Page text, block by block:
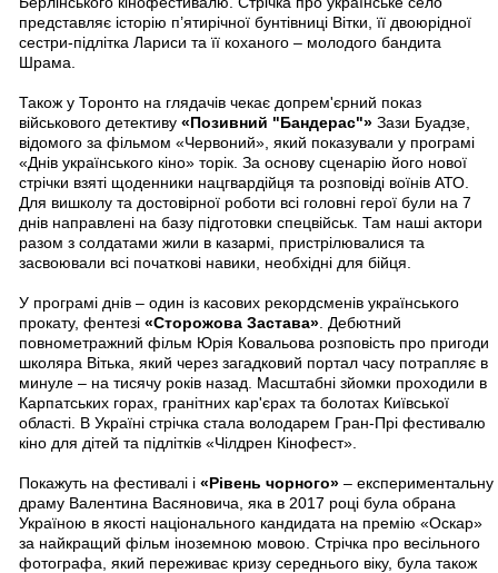
представляє історію п’ятирічної бунтівниці Вітки, її двоюрідної
сестри-підлітка Лариси та її коханого – молодого бандита
Шрама.
Також у Торонто на глядачів чекає допрем'єрний показ
військового детективу «Позивний "Бандерас"» Зази Буадзе,
відомого за фільмом «Червоний», який показували у програмі
«Днів українського кіно» торік. За основу сценарію його нової
стрічки взяті щоденники нацгвардійця та розповіді воїнів АТО.
Для вишколу та достовірної роботи всі головні герої були на 7
днів направлені на базу підготовки спецвійськ. Там наші актори
разом з солдатами жили в казармі, пристрілювалися та
засвоювали всі початкові навики, необхідні для бійця.
У програмі днів – один із касових рекордсменів українського
прокату, фентезі «Сторожова Застава» . Дебютний
повнометражний фільм Юрія Ковальова розповість про пригоди
школяра Вітька, який через загадковий портал часу потрапляє в
минуле – на тисячу років назад. Масштабні зйомки проходили в
Карпатських горах, гранітних кар'єрах та болотах Київської
області. В Україні стрічка стала володарем Гран-Прі фестивалю
кіно для дітей та підлітків «Чілдрен Кінофест».
Покажуть на фестивалі і «Рівень чорного» – експериментальну
драму Валентина Васяновича, яка в 2017 році була обрана
Україною в якості національного кандидата на премію «Оскар»
за найкращий фільм іноземною мовою. Стрічка про весільного
фотографа, який переживає кризу середнього віку, була також